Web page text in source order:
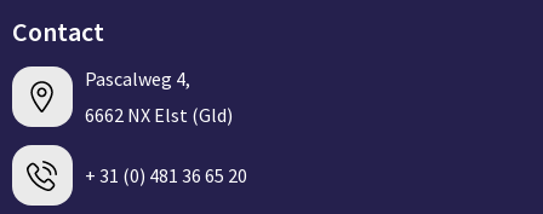
Contact
Pascalweg 4,
6662 NX Elst (Gld)
+ 31 (0) 481 36 65 20